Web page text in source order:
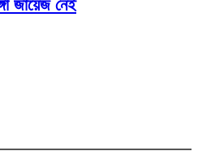
জায়েজ নেই